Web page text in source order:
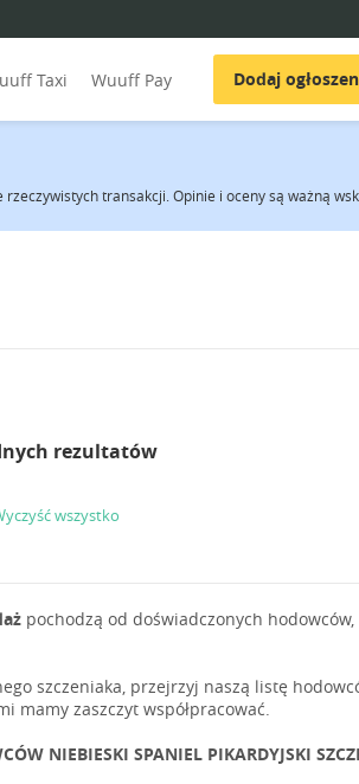
Taxi Wuuff Pay Dodaj
transakcji. Opinie i oceny są ważną
rezultatów
wszystko
pochodzą od doświadczonych
szczeniaka, przejrzyj naszą listę
mamy zaszczyt współpracować.
NIEBIESKI SPANIEL PIKARDYJSKI